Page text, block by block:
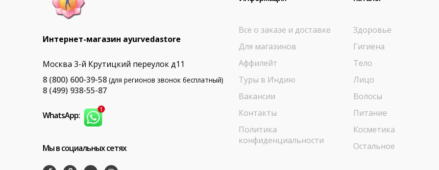
Интернет-магазин ayurvedastore
Москва 3-й Крутицкий переулок д11
8 (800) 600-39-58 (для регионов звонок бесплатный)
8 (499) 938-55-87
WhatsApp:
Мы в социальных сетях
Все о заказе и доставке
Для магазинов
Аффилейт
Туры в Индию
Вакансии
Контакты
Политика
конфиденциальности
Здоровье
Гигиена
Тело
Лицо
Волосы
Питание
Косметика
Остальное